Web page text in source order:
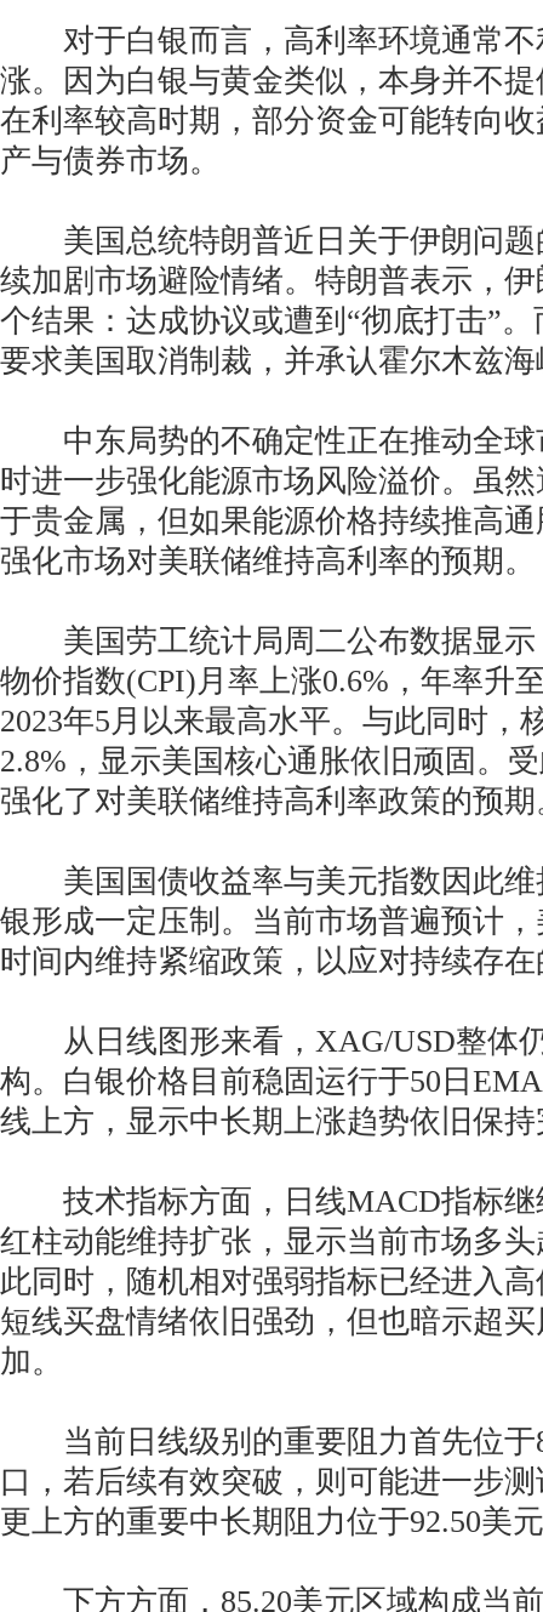
对于白银而言，高利率环境通常不
涨。因为白银与黄金类似，本身并不
在利率较高时期，部分资金可能转向
产与债券市场。
美国总统特朗普近日关于伊朗问题
续加剧市场避险情绪。特朗普表示，
个结果：达成协议或遭到“彻底打击”
要求美国取消制裁，并承认霍尔木兹
中东局势的不确定性正在推动全球
时进一步强化能源市场风险溢价。虽
于贵金属，但如果能源价格持续推高
强化市场对美联储维持高利率的预期。
美国劳工统计局周二公布数据显示
物价指数(CPI)月率上涨0.6%，年率升
2023年5月以来最高水平。与此同时，
2.8%，显示美国核心通胀依旧顽固。
强化了对美联储维持高利率政策的预期
美国国债收益率与美元指数因此维
银形成一定压制。当前市场普遍预计
时间内维持紧缩政策，以应对持续存
从日线图形来看，XAG/USD整体
构。白银价格目前稳固运行于50日
线上方，显示中长期上涨趋势依旧保
技术指标方面，日线MACD指标继
红柱动能维持扩张，显示当前市场多
此同时，随机相对强弱指标已经进入
短线买盘情绪依旧强劲，但也暗示超
加。
当前日线级别的重要阻力首先位于
口，若后续有效突破，则可能进一步
更上方的重要中长期阻力位于92.50美
下方方面，85.20美元区域构成当